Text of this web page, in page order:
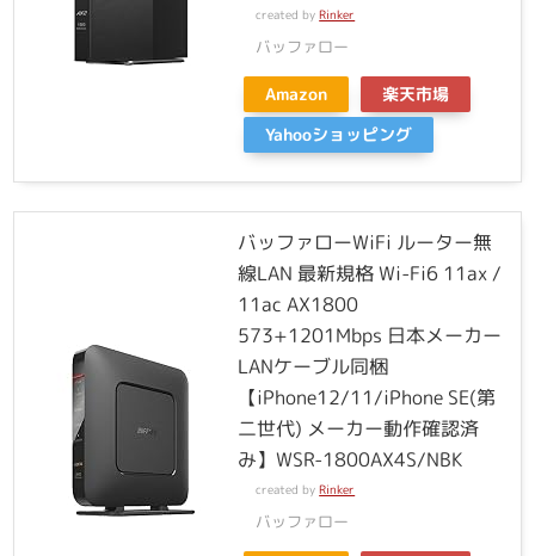
created byRinker
バッファロー
Amazon
楽天市場
Yahooショッピング
バッファローWiFi ルーター無
線LAN 最新規格 Wi-Fi6 11ax /
11ac AX1800
573+1201Mbps 日本メーカー
LANケーブル同梱
【iPhone12/11/iPhone SE(第
二世代) メーカー動作確認済
み】WSR-1800AX4S/NBK
created byRinker
バッファロー